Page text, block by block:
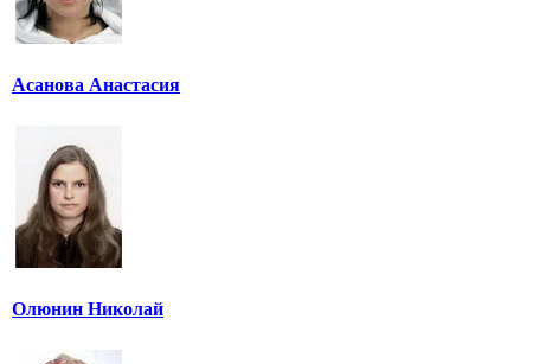
Асанова Анастасия
Олюнин Николай